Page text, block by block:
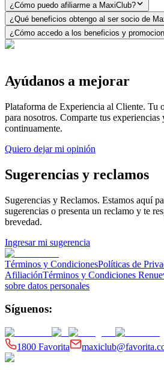
¿Cómo puedo afiliarme a MaxiClub?
¿Qué beneficios obtengo al ser socio de
¿Cómo accedo a los beneficios y
Ayúdanos a mejorar
Plataforma de Experiencia al Cliente. Tu
para nosotros. Comparte tus experiencias
continuamente.
Quiero dejar mi opinión
Sugerencias y reclamos
Sugerencias y Reclamos. Estamos aquí
sugerencias o presenta un reclamo y te
brevedad.
Ingresar mi sugerencia
Términos y CondicionesPolíticas de
AfiliaciónTérminos y Condiciones
sobre datos personales
Síguenos:
1800 Favorita